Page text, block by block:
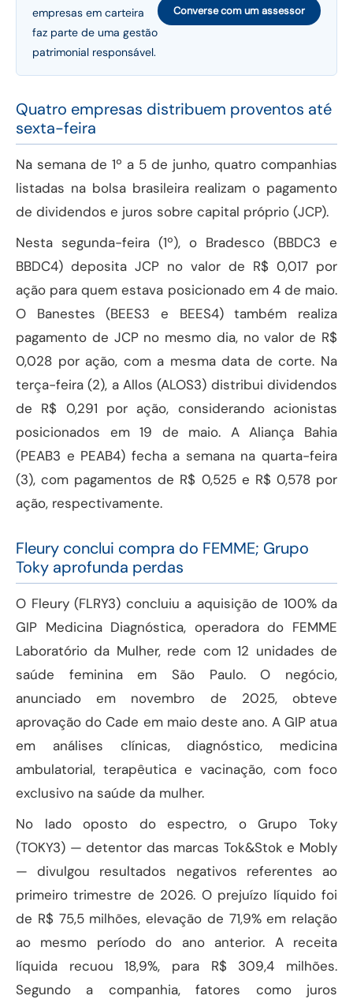
empresas em carteira
faz parte de uma gestão
patrimonial responsável.
Converse com um assessor
Quatro empresas distribuem proventos até
sexta-feira
Na semana de 1º a 5 de junho, quatro companhias
listadas na bolsa brasileira realizam o pagamento
de dividendos e juros sobre capital próprio (JCP).
Nesta segunda-feira (1º), o Bradesco (BBDC3 e
BBDC4) deposita JCP no valor de R$ 0,017 por
ação para quem estava posicionado em 4 de maio.
O Banestes (BEES3 e BEES4) também realiza
pagamento de JCP no mesmo dia, no valor de R$
0,028 por ação, com a mesma data de corte. Na
terça-feira (2), a Allos (ALOS3) distribui dividendos
de R$ 0,291 por ação, considerando acionistas
posicionados em 19 de maio. A Aliança Bahia
(PEAB3 e PEAB4) fecha a semana na quarta-feira
(3), com pagamentos de R$ 0,525 e R$ 0,578 por
ação, respectivamente.
Fleury conclui compra do FEMME; Grupo
Toky aprofunda perdas
O Fleury (FLRY3) concluiu a aquisição de 100% da
GIP Medicina Diagnóstica, operadora do FEMME
Laboratório da Mulher, rede com 12 unidades de
saúde feminina em São Paulo. O negócio,
anunciado em novembro de 2025, obteve
aprovação do Cade em maio deste ano. A GIP atua
em análises clínicas, diagnóstico, medicina
ambulatorial, terapêutica e vacinação, com foco
exclusivo na saúde da mulher.
No lado oposto do espectro, o Grupo Toky
(TOKY3) — detentor das marcas Tok&Stok e Mobly
— divulgou resultados negativos referentes ao
primeiro trimestre de 2026. O prejuízo líquido foi
de R$ 75,5 milhões, elevação de 71,9% em relação
ao mesmo período do ano anterior. A receita
líquida recuou 18,9%, para R$ 309,4 milhões.
Segundo a companhia, fatores como juros